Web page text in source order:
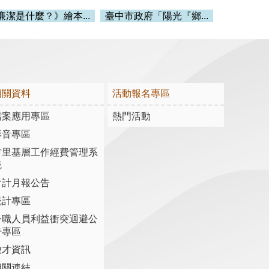
潔是什麼？》繪本... 臺中市政府「陽光『鄉...
關資料
案應用專區
專區
里基層工作經費管理系
計月報公告
專區
職人員利益衝突迴避公
區
才資訊
活動報名專區
熱門活動